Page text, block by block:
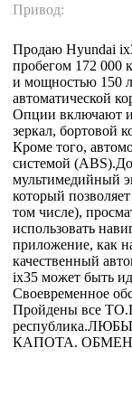
Привод:
Продаю Hyundai
пробегом 172 000
и мощностью 150
автоматической
Опции включают
зеркал, бортовой
Кроме того,
системой
мультимедийный
который
том числе),
использовать
приложение, как
качественный
ix35 может быть
Своевременное
Пройдены все
КАПОТА. ОБМЕН